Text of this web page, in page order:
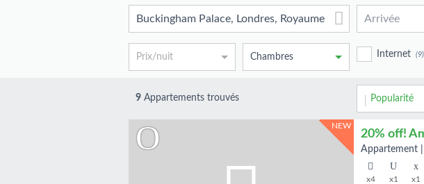
Prix/nuit Chambres Internet (9)
9Appartements trouvés Popularité
NEW
20% off!
appartement
x4 x1 x1